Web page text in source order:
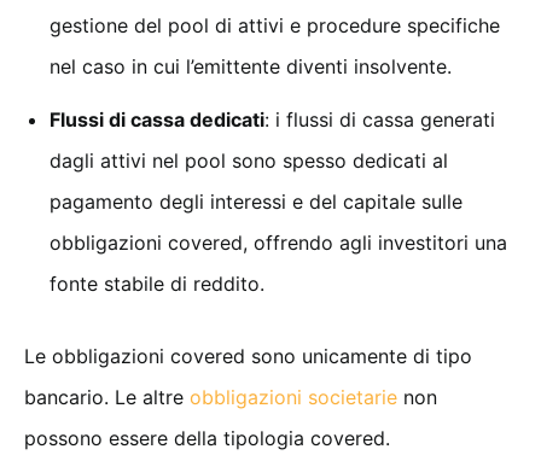
gestione del pool di attivi e procedure specifiche
nel caso in cui l’emittente diventi insolvente.
Flussi di cassa dedicati: i flussi di cassa generati
dagli attivi nel pool sono spesso dedicati al
pagamento degli interessi e del capitale sulle
obbligazioni covered, offrendo agli investitori una
fonte stabile di reddito.
Le obbligazioni covered sono unicamente di tipo
bancario. Le altre obbligazioni societarie non
possono essere della tipologia covered.